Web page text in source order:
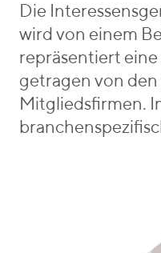
Die
wird von einem
repräsentiert
getragen von
Mitgliedsfirmen.